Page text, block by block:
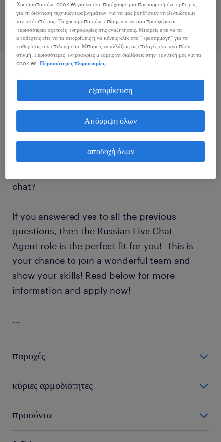
προφίλ σας
περιγραφή εργασίας
Are you a native Russian speaker based in
Do you enjoy handling challenging situations
chat?
If you answered yes to all the previous
questions, then the Russian Live Chat
Agent role is the perfect fit for you! This is
your chance to join a wonderful team and
show your skills! Read below for more
information and apply now!
...
παροχές
Chat Agent:
Exquisite remuneration package
κύριες αρμοδιότητες
Chat Agent:
προσόντα
Χρησιμοποιούμε cookies για να σου παρέχουμε μια προσαρμοσμένη εμπειρία,
για τη διάγνωση τεχνικών προβλημάτων, για να μας βοηθήσουν να βελτιώσουμε
τον ιστότοπό μας. Τα χρησιμοποιούμε επίσης για να σου προσφέρουμε
περισσότερες σχετικές πληροφορίες στις αναζητήσεις. Μπορείς είτε να τα
αποδεχτείς είτε να τα απορρίψεις ή να κάνεις κλικ στο "προσαρμογή" για να
καθορίσεις την επιλογή σου. Μπορείς να αλλάξεις τις επιλογές σου ανά πάσα
στιγμή. Περισσότερες πληροφορίες μπορείς να διαβάσεις στην πολιτική μας για τα
cookies.
Περισσότερες πληροφορίες.
εξατομίκευση
Απόρριψη όλων
αποδοχή όλων